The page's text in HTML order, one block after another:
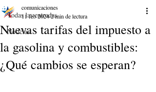
Todas las entradas
Noticias
Nuevas tarifas del impuesto a
la gasolina y combustibles:
¿Qué cambios se esperan?
comunicaciones
11 feb 20242 min de lectura